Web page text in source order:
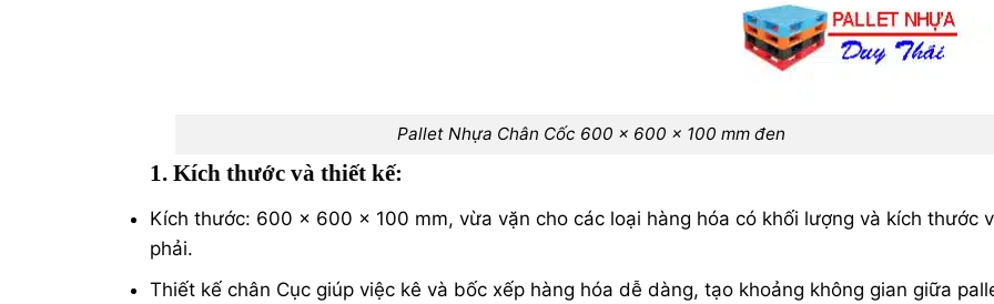
Pallet Nhựa Chân Cốc 600 x 600 x 100 mm đen
1. Kích thước và thiết kế:
Kích thước: 600 x 600 x 100 mm, vừa vặn cho các loại hàng hóa có khối lượng và kích thước
phải​.
Thiết kế chân Cục giúp việc kê và bốc xếp hàng hóa dễ dàng, tạo khoảng không gian giữa